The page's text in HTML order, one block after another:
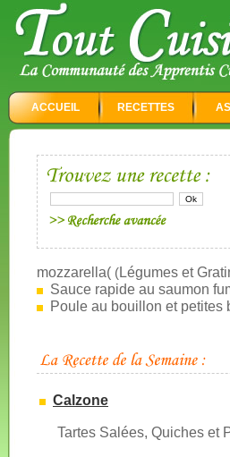
ACCUEIL RECETTES
mozzarella( (Légumes et
Sauce rapide au saumon
Poule au bouillon et petites
Calzone
Tartes Salées, Quiches et